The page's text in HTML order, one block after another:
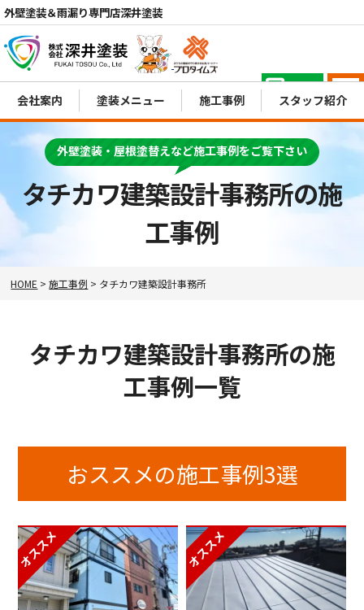
外壁塗装＆雨漏り専門店深井塗装
電話 MENU
会社案内 塗装メニュー 施工事例 スタッフ紹介
タチカワ建築設計事務所の施
工事例
外壁塗装・屋根塗替えなど施工事例をご覧下さい
HOME >施工事例 > タチカワ建築設計事務所
タチカワ建築設計事務所の施
工事例一覧
おススメの施工事例3選